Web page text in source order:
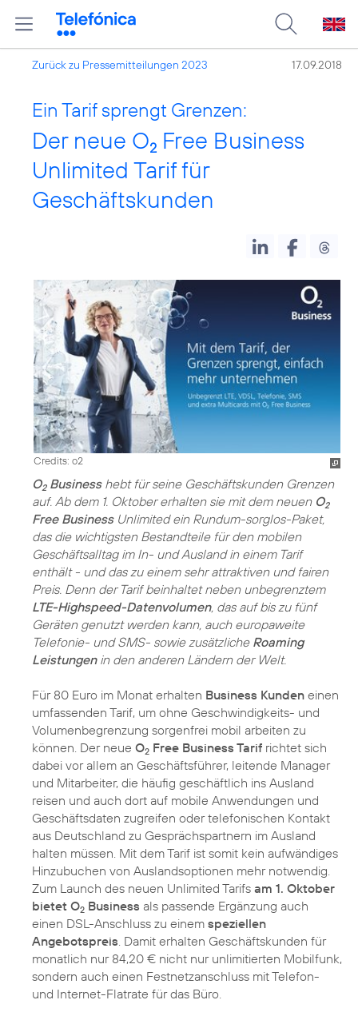
Zurück zu Pressemitteilungen 2023 17.09.2018
Ein Tarif sprengt Grenzen:
Der neue O2 Free Business
Unlimited Tarif für
Geschäftskunden
Credits: o2
O2Businesshebt für seine Geschäftskunden Grenzen
auf. Ab dem 1. Oktober erhalten sie mit dem neuen O2
Free BusinessUnlimited ein Rundum-sorglos-Paket,
das die wichtigsten Bestandteile für den mobilen
Geschäftsalltag im In- und Ausland in einem Tarif
enthält - und das zu einem sehr attraktiven und fairen
Preis. Denn der Tarif beinhaltet neben unbegrenztem
LTE-Highspeed-Datenvolumen, das auf bis zu fünf
Geräten genutzt werden kann, auch europaweite
Telefonie- und SMS- sowie zusätzliche Roaming
Leistungenin den anderen Ländern der Welt.
Für 80 Euro im Monat erhalten Business Kunden einen
umfassenden Tarif, um ohne Geschwindigkeits- und
Volumenbegrenzung sorgenfrei mobil arbeiten zu
können. Der neue O2 Free Business Tarif richtet sich
dabei vor allem an Geschäftsführer, leitende Manager
und Mitarbeiter, die häufig geschäftlich ins Ausland
reisen und auch dort auf mobile Anwendungen und
Geschäftsdaten zugreifen oder telefonischen Kontakt
aus Deutschland zu Gesprächspartnern im Ausland
halten müssen. Mit dem Tarif ist somit kein aufwändiges
Hinzubuchen von Auslandsoptionen mehr notwendig.
Zum Launch des neuen Unlimited Tarifs am 1. Oktober
bietet O2 Business als passende Ergänzung auch
einen DSL-Anschluss zu einem speziellen
Angebotspreis . Damit erhalten Geschäftskunden für
monatlich nur 84,20 € nicht nur unlimitierten Mobilfunk,
sondern auch einen Festnetzanschluss mit Telefon-
und Internet-Flatrate für das Büro.